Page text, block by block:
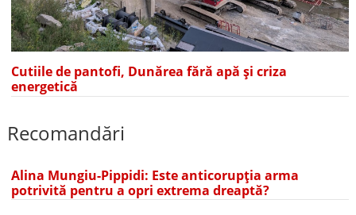
Cutiile de pantofi, Dunărea fără apă și criza
energetică
Recomandări
Alina Mungiu-Pippidi: Este anticorupția arma
potrivită pentru a opri extrema dreaptă?